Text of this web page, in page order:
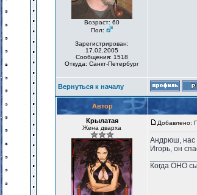
Возраст: 60
Пол:
Зарегистрирован:
17.02.2005
Сообщения: 1518
Откуда: Санкт-Петербург
Вернуться к началу
Автор
Крылатая
Жена дварха
Добавлено:
Андрюш, нас
Игорь, он
Когда ОНО